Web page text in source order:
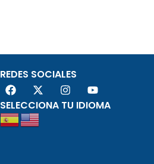
REDES SOCIALES
SELECCIONA TU IDIOMA